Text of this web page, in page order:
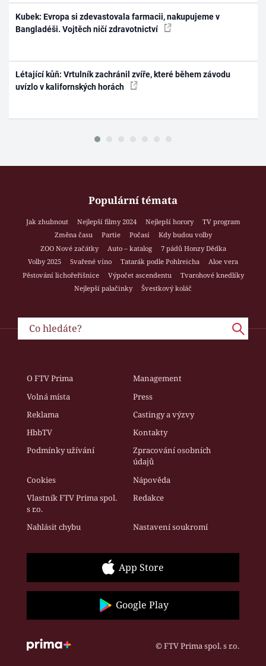
Kubek: Evropa si zdevastovala farmacii, nakupujeme v
Bangladéši. Vojtěch ničí zdravotnictví
Létající kůň: Vrtulník zachránil zvíře, které během závodu
uvízlo v kalifornských horách
Populární témata
Jak zhubnout Nejlepší filmy 2024 Nejlepší horory
TV program
Změna času
Partie Počasí
Kdy budou volby
ZOO Nové začátky
Auto – katalog
7 pádů Honzy Dědka
Volby 2025
Svařené víno Tatarák podle Pohlreicha
Aloe vera
Pěstování lichořeřišnice
Výpočet ascendentu
Tvarohové knedlíky
Nejlepší palačinky
Švestkový koláč
O FTV Prima
Management
Volná místa
Press
Reklama
Castingy a výzvy
HbbTV
Kontakty
Podmínky užívání
Zpracování osobních
údajů
Cookies
Nápověda
Vlastník FTV Prima spol.
s r.o.
Redakce
Nahlásit chybu Nastavení soukromí
App Store
Google Play
© FTV Prima spol. s r.o.